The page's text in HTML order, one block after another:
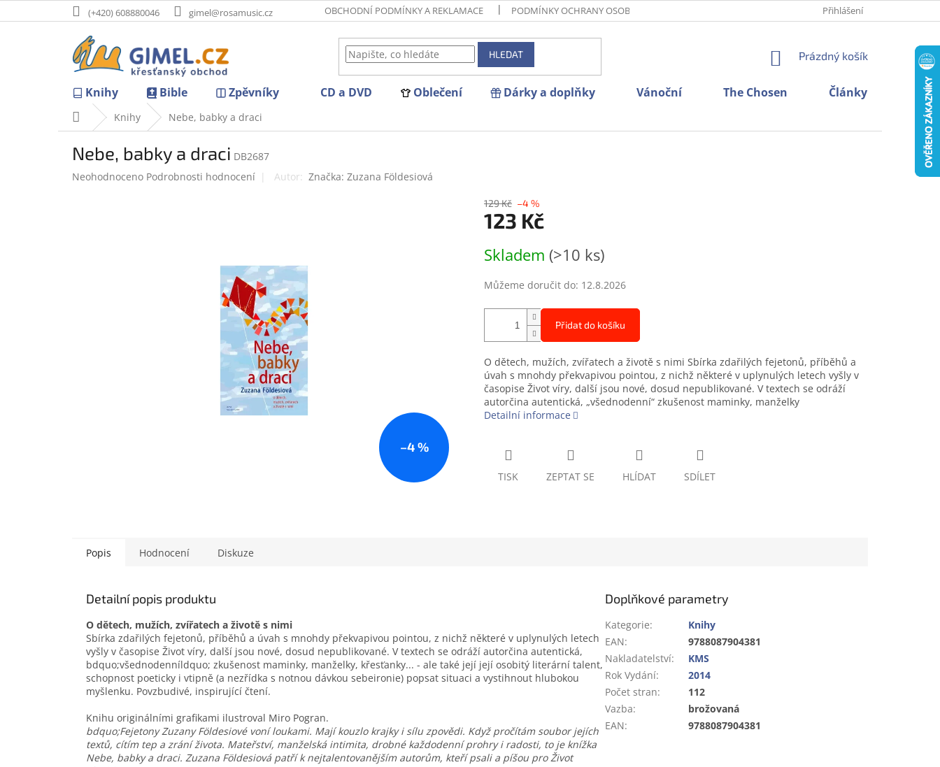
na
(+420) 608880046 gimel@rosamusic.cz OBCHODNÍ PODMÍNKY A REKLAMACE PODMÍNKY OCHRANY OSOBNÍCH ÚDAJŮ Přihlášení
HLEDAT
NÁKUPNÍ
Prázdný košík
Knihy Bible Zpěvníky CD a DVD Oblečení Dárky a doplňky Vánoční The Chosen Články
Domů Knihy Nebe, babky a draci
Nebe, babky a draci DB2687
Průměrné
Neohodnoceno Podrobnosti hodnocení Značka: Zuzana Földesiová
–4 %
129 Kč –4 %
123 Kč
cena:
Skladem (>10 ks)
Můžeme doručit do: 12.8.2026
Přidat do košíku
O dětech, mužích, zvířatech a životě s nimi Sbírka zdařilých fejetonů, příběhů a
úvah s mnohdy překvapivou pointou, z nichž některé v uplynulých letech vyšly v
časopise Život víry, další jsou nové, dosud nepublikované. V textech se odráží
autorčina autentická, „všednodenní“ zkušenost maminky, manželky
Detailní informace
TISK ZEPTAT SE HLÍDAT SDÍLET
Popis Hodnocení Diskuze
Detailní popis produktu
O dětech, mužích, zvířatech a životě s nimi
Sbírka zdařilých fejetonů, příběhů a úvah s mnohdy překvapivou pointou, z nichž některé v uplynulých letech
vyšly v časopise Život víry, další jsou nové, dosud nepublikované. V textech se odráží autorčina autentická,
bdquo;všednodenníldquo; zkušenost maminky, manželky, křesťanky... - ale také její její osobitý literární talent,
schopnost poeticky i vtipně (a nezřídka s notnou dávkou sebeironie) popsat situaci a vystihnout hlubokou
myšlenku. Povzbudivé, inspirující čtení.
Knihu originálními grafikami ilustroval Miro Pogran.
bdquo;Fejetony Zuzany Földesiové voní loukami. Mají kouzlo krajky i sílu zpovědi. Když pročítám soubor jejích
textů, cítím tep a zrání života. Mateřství, manželská intimita, drobné každodenní prohry i radosti, to je knížka
Nebe, babky a draci. Zuzana Földesiová patří k nejtalentovanějším autorům, kteří psali a píšou pro Život
Doplňkové parametry
Kategorie:
Knihy
EAN:
9788087904381
Nakladatelství:
KMS
Rok Vydání:
2014
Počet stran:
112
Vazba:
brožovaná
EAN: 9788087904381